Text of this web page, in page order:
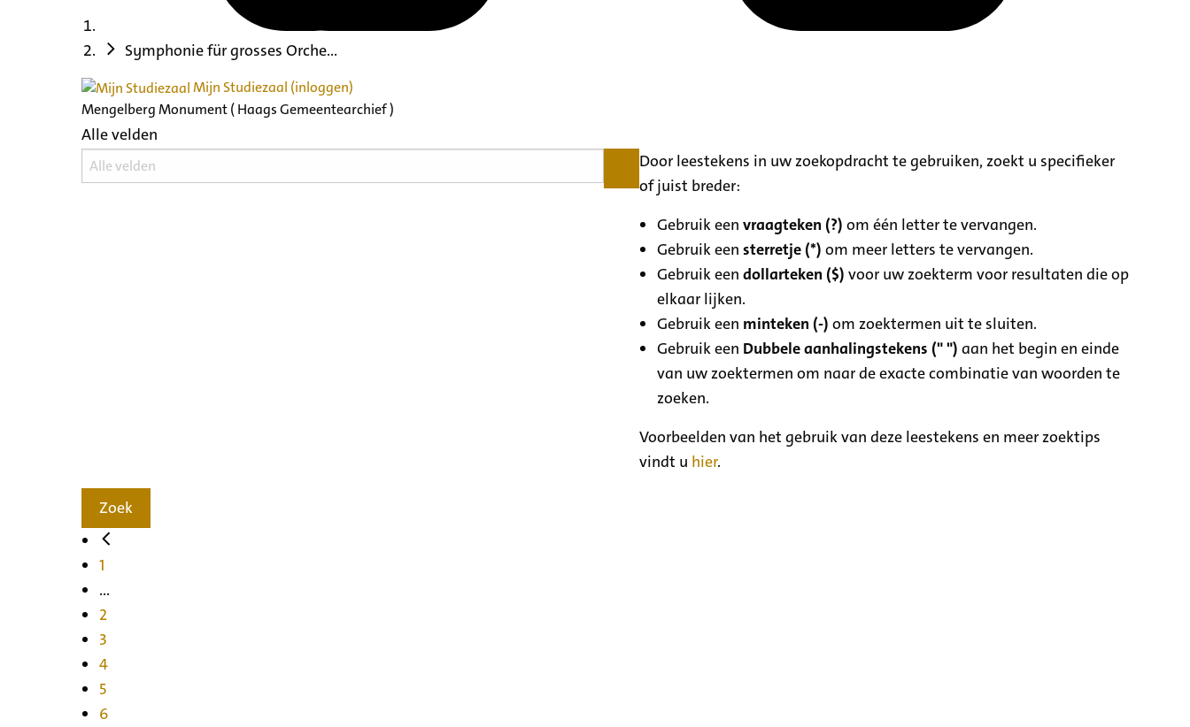
Symphonie für grosses Orche...
Mijn Studiezaal (inloggen)
Mengelberg Monument ( Haags Gemeentearchief )
Alle velden
Door leestekens in uw zoekopdracht te gebruiken, zoekt u specifieker
of juist breder:
Gebruik eenvraagteken (?) om één letter te vervangen.
Gebruik eensterretje (*) om meer letters te vervangen.
Gebruik eendollarteken ($) voor uw zoekterm voor resultaten die op
elkaar lijken.
Gebruik een minteken (-) om zoektermen uit te sluiten.
Gebruik een Dubbele aanhalingstekens (" ") aan het begin en einde
van uw zoektermen om naar de exacte combinatie van woorden te
zoeken.
Voorbeelden van het gebruik van deze leestekens en meer zoektips
vindt u hier.
Zoek
1
...
2
3
4
5
6